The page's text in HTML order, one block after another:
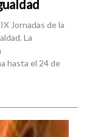
Jornadas de la
La
hasta el 24 de